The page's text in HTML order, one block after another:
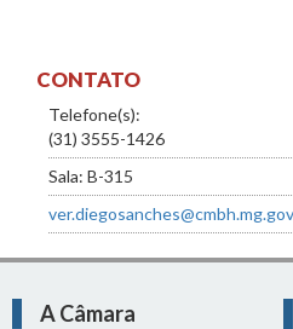
CONTATO
Telefone(s):
(31) 3555-1426
Sala: B-315
A Câmara